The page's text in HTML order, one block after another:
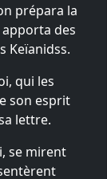
prépara la
des
Keïanidss.
qui les
son esprit
lettre.
se mirent